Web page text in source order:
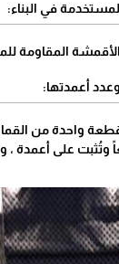
في البناء:
المقاومة
أعمدتها:
واحدة من
على أعمدة